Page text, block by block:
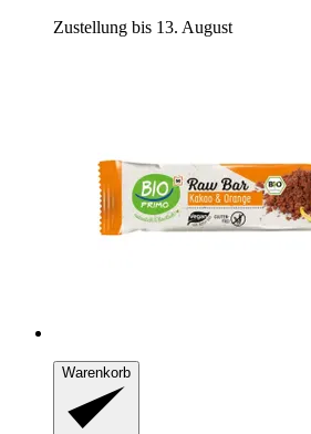
Zustellung bis 13. August
Warenkorb